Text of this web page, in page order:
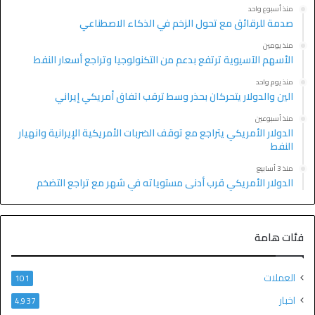
منذ أسبوع واحد
صدمة للرقائق مع تحول الزخم في الذكاء الاصطناعي
منذ يومين
الأسهم الآسيوية ترتفع بدعم من التكنولوجيا وتراجع أسعار النفط
منذ يوم واحد
الين والدولار يتحركان بحذر وسط ترقب اتفاق أمريكي إيراني
منذ أسبوعين
الدولار الأمريكي يتراجع مع توقف الضربات الأمريكية الإيرانية وانهيار
النفط
منذ 3 أسابيع
الدولار الأمريكي قرب أدنى مستوياته في شهر مع تراجع التضخم
فئات هامة
العملات 101
اخبار 4٬937